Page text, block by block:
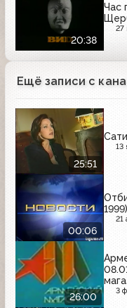
20:38
Час
27
Ещё записи с
25:51
13
00:06
1999)
21
26:00
3